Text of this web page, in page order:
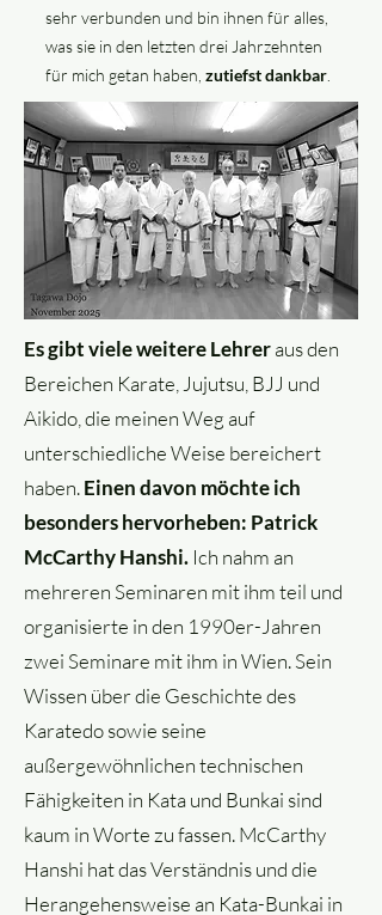
sehr verbunden und bin ihnen für alles,
was sie in den letzten drei Jahrzehnten
für mich getan haben, zutiefst dankbar
Es gibt viele weitere Lehreraus den
Bereichen Karate, Jujutsu, BJJ und
Aikido, die meinen Weg auf
unterschiedliche Weise bereichert
haben.Einen davon möchte ich
besonders hervorheben: Patrick
McCarthy Hanshi. Ich nahm an
mehreren Seminaren mit ihm teil und
organisierte in den 1990er-Jahren
zwei Seminare mit ihm in Wien. Sein
Wissen über die Geschichte des
Karatedo sowie seine
außergewöhnlichen technischen
Fähigkeiten in Kata und Bunkai sind
kaum in Worte zu fassen. McCarthy
Hanshi hat das Verständnis und die
Herangehensweise an Kata-Bunkai in